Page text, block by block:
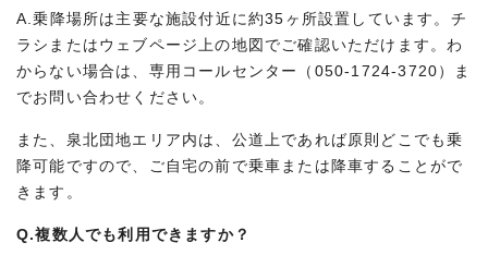
A.乗降場所は主要な施設付近に約35ヶ所設置しています。チ
ラシまたはウェブページ上の地図でご確認いただけます。わ
からない場合は、専用コールセンター（050-1724-3720）ま
でお問い合わせください。
また、泉北団地エリア内は、公道上であれば原則どこでも乗
降可能ですので、ご自宅の前で乗車または降車することがで
きます。
Q.複数人でも利用できますか？